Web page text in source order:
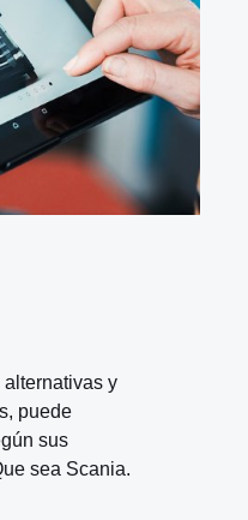
y
puede
sus
sea Scania.